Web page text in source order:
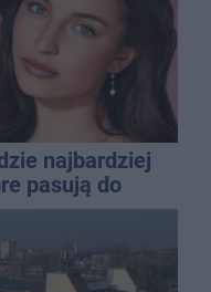
najbardziej
pasują do